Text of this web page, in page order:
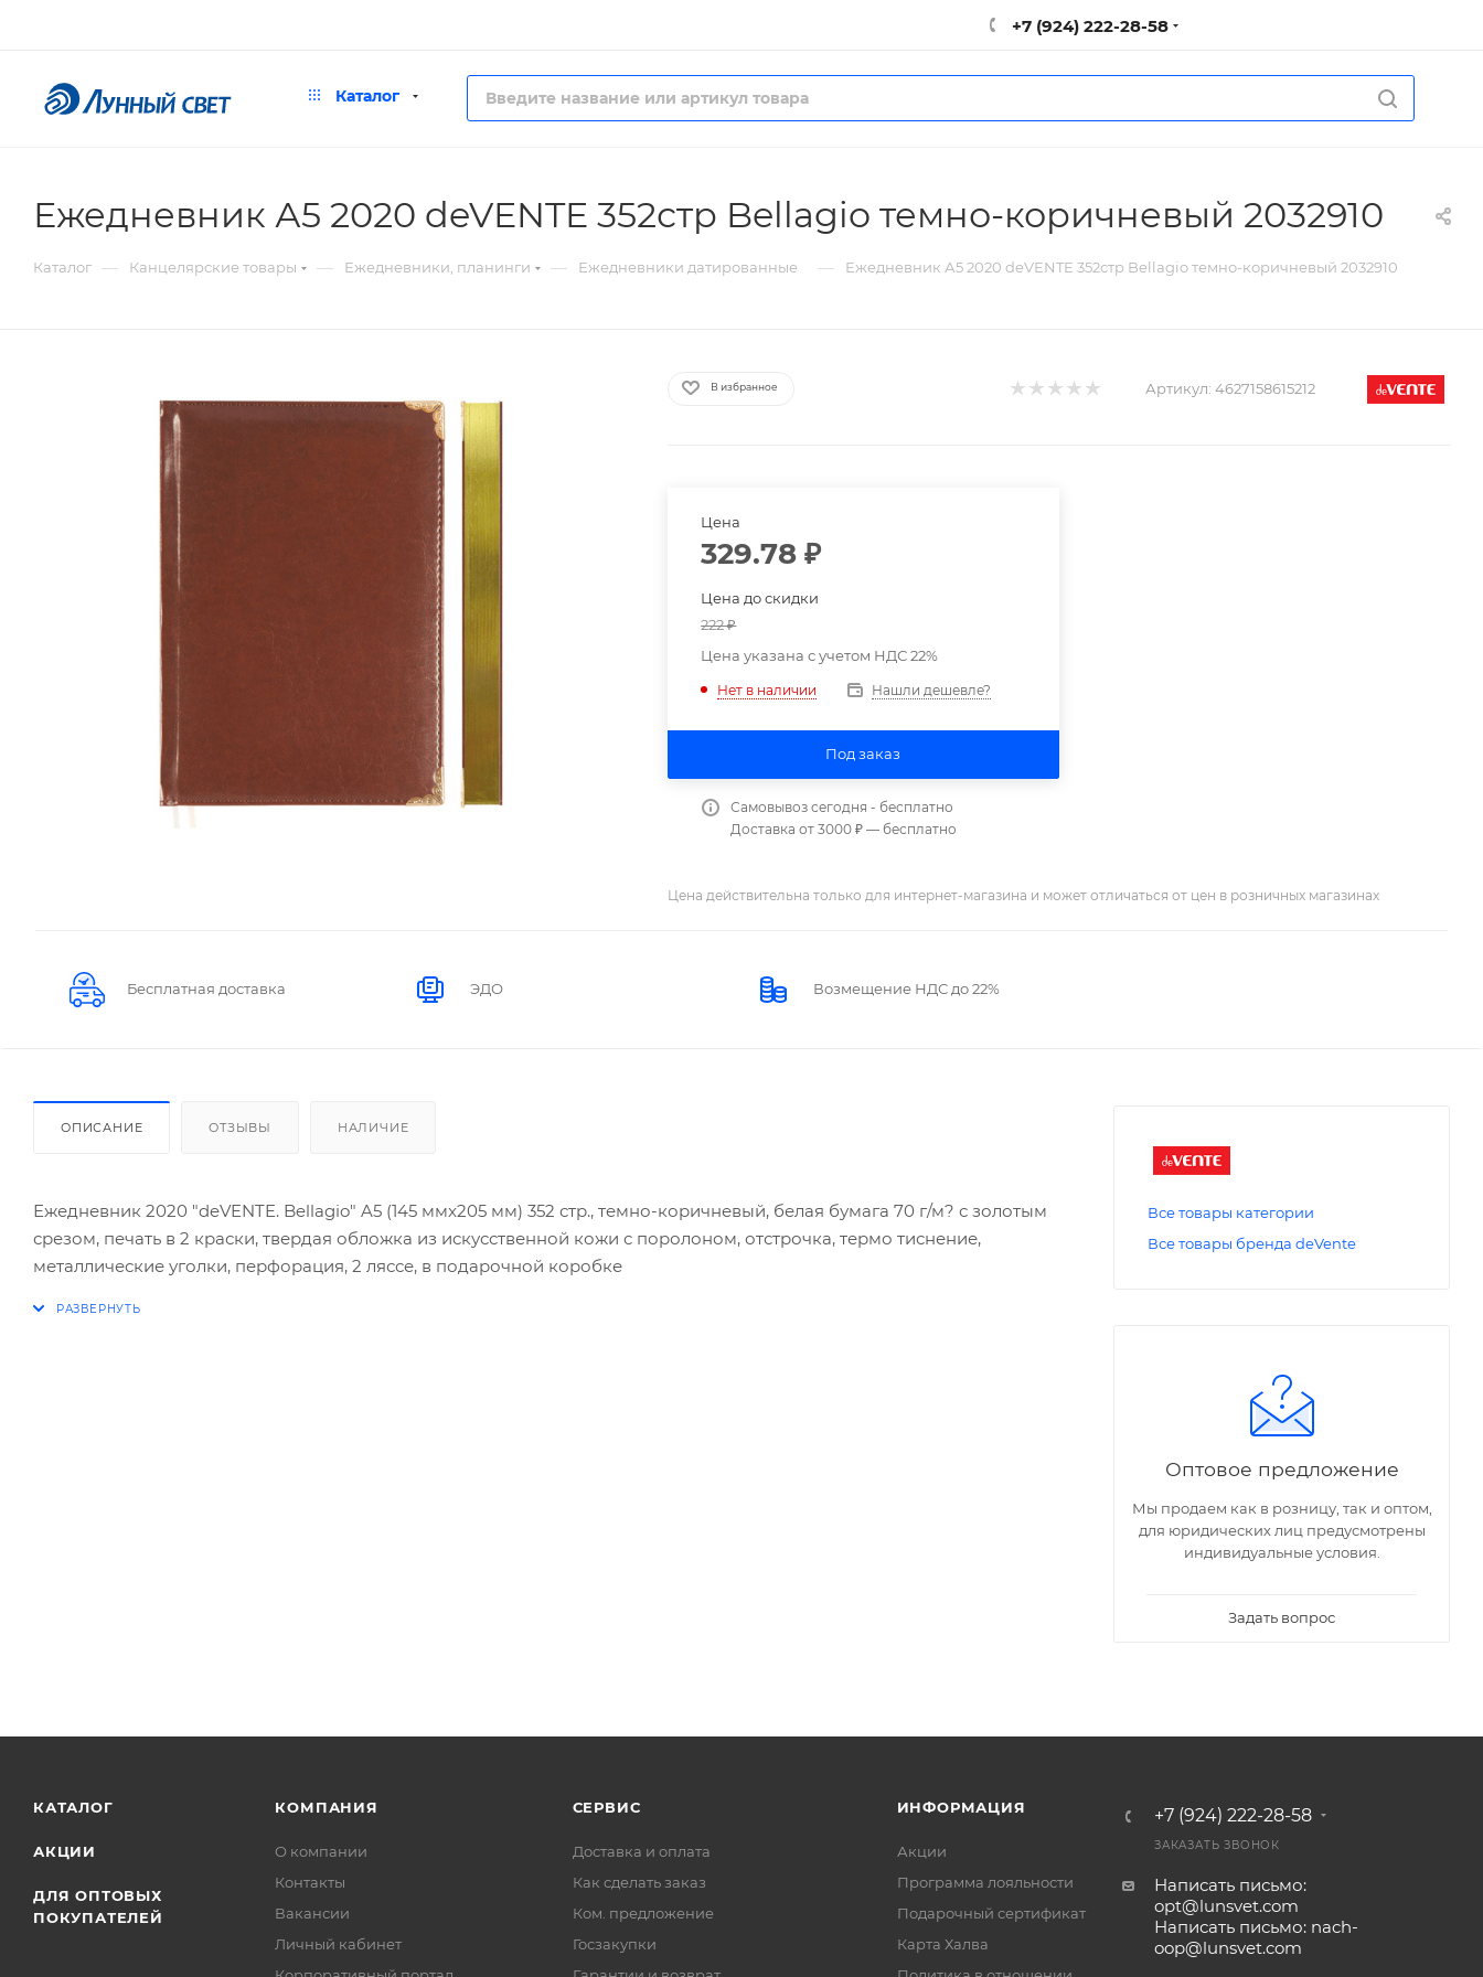
+7 (924) 222-28-58
Каталог
Ежедневник А5 2020 deVENTE 352стр Bellagio темно-коричневый 2032910
Каталог — Канцелярские товары — Ежедневники, планинги — Ежедневники датированные — Ежедневник А5 2020 deVENTE 352стр Bellagio темно-коричневый 2032910
В избранное Артикул: 4627158615212
Цена
329.78 ₽
Цена до скидки
222₽
Цена указана с учетом НДС 22%
Нет в наличии Нашли дешевле?
Под заказ
Самовывоз сегодня - бесплатно
Доставка от 3000 ₽ — бесплатно
Цена действительна только для интернет-магазина и может отличаться от цен в розничных магазинах
Бесплатная доставка ЭДО Возмещение НДС до 22%
ОПИСАНИЕ ОТЗЫВЫ НАЛИЧИЕ
Ежедневник 2020 "deVENTE. Bellagio" A5 (145 ммx205 мм) 352 стр., темно-коричневый, белая бумага 70 г/м? с золотым
срезом, печать в 2 краски, твердая обложка из искусственной кожи с поролоном, отстрочка, термо тиснение,
металлические уголки, перфорация, 2 ляссе, в подарочной коробке
Все товары категории
Все товары бренда deVente
Оптовое предложение
Мы продаем как в розницу, так и оптом,
для юридических лиц предусмотрены
индивидуальные условия.
Задать вопрос
КАТАЛОГ
АКЦИИ
ДЛЯ ОПТОВЫХ
ПОКУПАТЕЛЕЙ
КОМПАНИЯ
О компании
Контакты
Вакансии
Личный кабинет
СЕРВИС
Доставка и оплата
Как сделать заказ
Ком. предложение
Госзакупки
ИНФОРМАЦИЯ
Акции
Программа лояльности
Подарочный сертификат
Карта Халва
+7 (924) 222-28-58
ЗАКАЗАТЬ ЗВОНОК
Написать письмо:
opt@lunsvet.com
Написать письмо: nach-
oop@lunsvet.com